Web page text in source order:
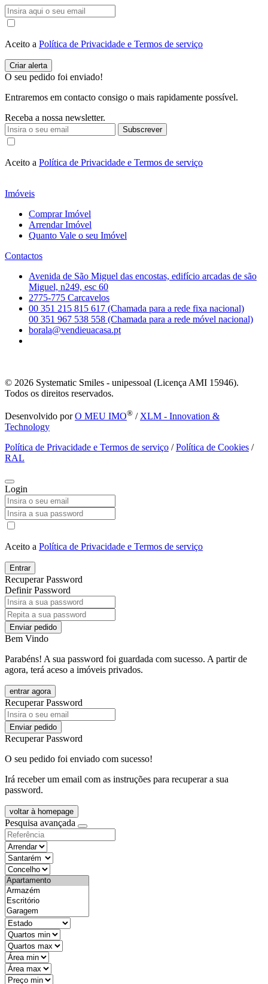
Aceito a Política de Privacidade e Termos de serviço
O seu pedido foi enviado!
Entraremos em contacto consigo o mais rapidamente possível.
Receba a nossa newsletter.
Subscrever
Aceito a Política de Privacidade e Termos de serviço
Imóveis
Comprar Imóvel
Arrendar Imóvel
Quanto Vale o seu Imóvel
Contactos
Avenida de São Miguel das encostas, edifício arcadas de são
Miguel, n249, esc 60
2775-775 Carcavelos
00 351 215 815 617 (Chamada para a rede fixa nacional)
00 351 967 538 558 (Chamada para a rede móvel nacional)
borala@vendieuacasa.pt
© 2026 Systematic Smiles - unipessoal (Licença AMI 15946).
Todos os direitos reservados.
Desenvolvido porO MEU IMO® / XLM - Innovation &
Technology
Política de Privacidade e Termos de serviço /Política de Cookies /
RAL
Login
Aceito a Política de Privacidade e Termos de serviço
Entrar
Recuperar Password
Definir Password
Enviar pedido
Bem Vindo
Parabéns! A sua password foi guardada com sucesso. A partir de
agora, terá aceso a imóveis privados.
entrar agora
Recuperar Password
Enviar pedido
Recuperar Password
O seu pedido foi enviado com sucesso!
Irá receber um email com as instruções para recuperar a sua
password.
voltar à homepage
Pesquisa avançada
objective
districtId
countyId
types
state
mintypo
maxtypo
minarea
maxarea
minprice